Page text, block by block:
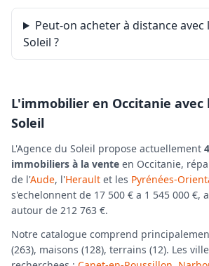
Peut-on acheter à distance avec
Soleil ?
L'immobilier en Occitanie avec
Soleil
L'Agence du Soleil propose actuellement
immobiliers à la vente en Occitanie,
de l'Aude, l'Herault et les Pyrénées-
s'echelonnent de 17 500 € a 1 545 000 €,
autour de 212 763 €.
Notre catalogue comprend
(263), maisons (128), terrains (12). Les